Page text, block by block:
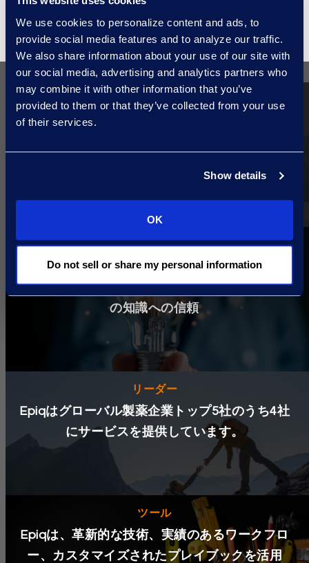
We use cookies to personalize content and ads, to
provide social media features and to analyze our traffic.
We also share information about your use of our site with
our social media, advertising and analytics partners who
may combine it with other information that you’ve
provided to them or that they’ve collected from your use
of their services.
Show details
OK
Do not sell or share my personal information
ぶ理由
パートナーシップ
マイクロソフト社との長年の関係により、信頼
知識
製薬業界での長年の経験、業界のベストプラク
ティスに精通し、実績のある専属チームとして
の知識への信頼
リーダー
Epiqはグローバル製薬企業トップ5社のうち4社
にサービスを提供しています。
ツール
Epiqは、革新的な技術、実績のあるワークフロ
ー、カスタマイズされたプレイブックを活用